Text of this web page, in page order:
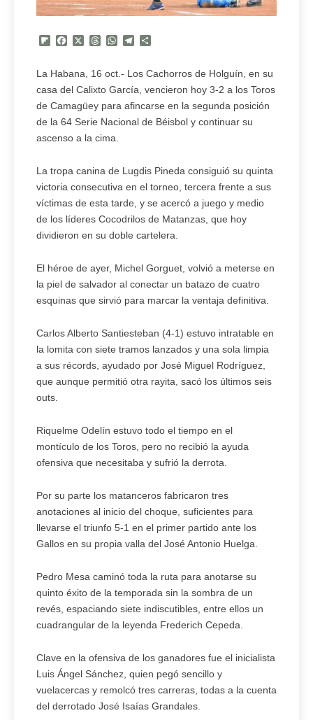
Flipboard
FacebookThreadsWhatsApp
Telegram
La Habana, 16 oct.- Los Cachorros de Holguín, en su
casa del Calixto García, vencieron hoy 3-2 a los Toros
de Camagüey para afincarse en la segunda posición
de la 64 Serie Nacional de Béisbol y continuar su
ascenso a la cima.
La tropa canina de Lugdis Pineda consiguió su quinta
victoria consecutiva en el torneo, tercera frente a sus
víctimas de esta tarde, y se acercó a juego y medio
de los líderes Cocodrilos de Matanzas, que hoy
dividieron en su doble cartelera.
El héroe de ayer, Michel Gorguet, volvió a meterse en
la piel de salvador al conectar un batazo de cuatro
esquinas que sirvió para marcar la ventaja definitiva.
Carlos Alberto Santiesteban (4-1) estuvo intratable en
la lomita con siete tramos lanzados y una sola limpia
a sus récords, ayudado por José Miguel Rodríguez,
que aunque permitió otra rayita, sacó los últimos seis
outs.
Riquelme Odelín estuvo todo el tiempo en el
montículo de los Toros, pero no recibió la ayuda
ofensiva que necesitaba y sufrió la derrota.
Por su parte los matanceros fabricaron tres
anotaciones al inicio del choque, suficientes para
llevarse el triunfo 5-1 en el primer partido ante los
Gallos en su propia valla del José Antonio Huelga.
Pedro Mesa caminó toda la ruta para anotarse su
quinto éxito de la temporada sin la sombra de un
revés, espaciando siete indiscutibles, entre ellos un
cuadrangular de la leyenda Frederich Cepeda.
Clave en la ofensiva de los ganadores fue el inicialista
Luis Ángel Sánchez, quien pegó sencillo y
vuelacercas y remolcó tres carreras, todas a la cuenta
del derrotado José Isaías Grandales.